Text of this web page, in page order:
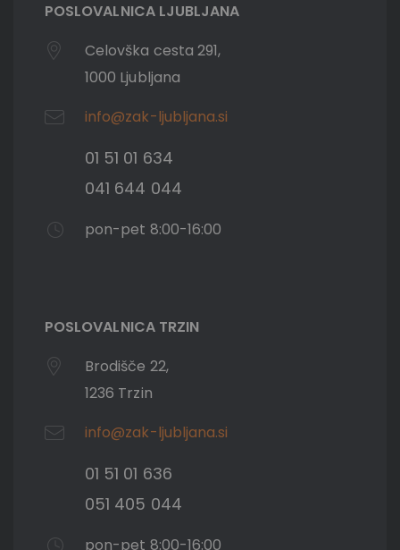
POSLOVALNICA LJUBLJANA
Celovška cesta 291,
1000 Ljubljana
info@zak-ljubljana.si
01 51 01 634
041 644 044
pon-pet 8:00-16:00
POSLOVALNICA TRZIN
Brodišče 22,
1236 Trzin
info@zak-ljubljana.si
01 51 01 636
051 405 044
pon-pet 8:00-16:00